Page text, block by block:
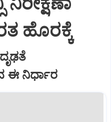
ಹೊರಕ್ಕೆ
ಈ ನಿರ್ಧಾರ